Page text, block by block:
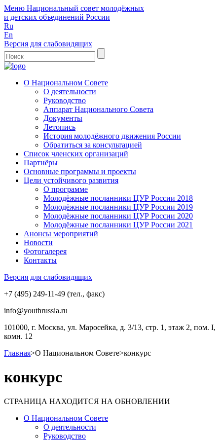
Меню Национальный совет молодёжных
и детских объединений России
Ru
En
Версия для слабовидящих
О Национальном Совете
О деятельности
Руководство
Аппарат Национального Совета
Документы
Летопись
История молодёжного движения России
Обратиться за консультацией
Список членских организаций
Партнёры
Основные программы и проекты
Цели устойчивого развития
О программе
Молодёжные посланники ЦУР России 2018
Молодёжные посланники ЦУР России 2019
Молодёжные посланники ЦУР России 2020
Молодёжные посланники ЦУР России 2021
Анонсы мероприятий
Новости
Фотогалерея
Контакты
Версия для слабовидящих
+7 (495) 249-11-49 (тел., факс)
info@youthrussia.ru
101000, г. Москва, ул. Маросейка, д. 3/13, стр. 1, этаж 2, пом. I,
комн. 12
Главная>О Национальном Совете>конкурс
конкурс
СТРАНИЦА НАХОДИТСЯ НА ОБНОВЛЕНИИ
О Национальном Совете
О деятельности
Руководство